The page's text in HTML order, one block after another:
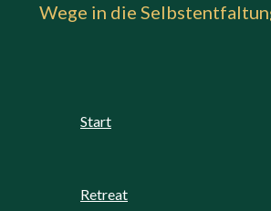
Wege in die
Start
Retreat